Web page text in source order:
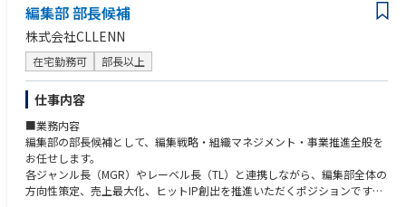
次にやること（6ヶ月〜1年）
日報データから遅延検知ロジックの改善
開発リードタイムの短縮施策の立案・推進
導入後のフィードバック収集と改善サイクルの確立
目指す姿（1年〜）
AI Multi Agent等のツールの組織最適化
社内独自LLMを活用したナレッジベースの構築・展開
PED全体のAI活用戦略立案と横断展開のリード
＜変更の範囲＞
会社の定める業務
意な方
・技術への探究心を持ちつつ、それが「いかにビジネス価値を生むか」に
コミットできる方
・正解のない課題に対して主体的に向き合い、走りながら仕組みを構築で
きる方
・「正解」がない環境でも、小さく試して学びながら前進できる方（スモ
ールスタート思考）
編集部 部長候補
株式会社CLLENN
在宅勤務可 部長以上
仕事内容
■業務内容
編集部の部長候補として、編集戦略・組織マネジメント・事業推進全般を
お任せします。
各ジャンル長（MGR）やレーベル長（TL）と連携しながら、編集部全体の
方向性策定、売上最大化、ヒットIP創出を推進いただくポジションです。